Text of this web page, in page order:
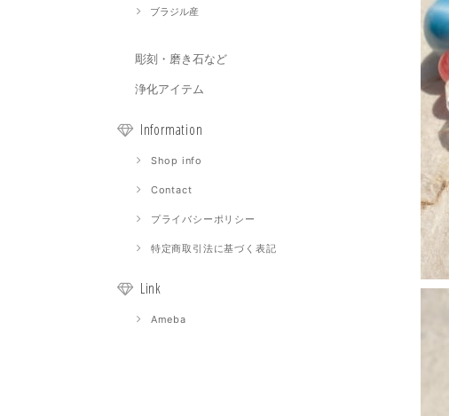
ブラジル産
彫刻・磨き石など
浄化アイテム
Information
Shop info
Contact
プライバシーポリシー
特定商取引法に基づく表記
Link
Ameba